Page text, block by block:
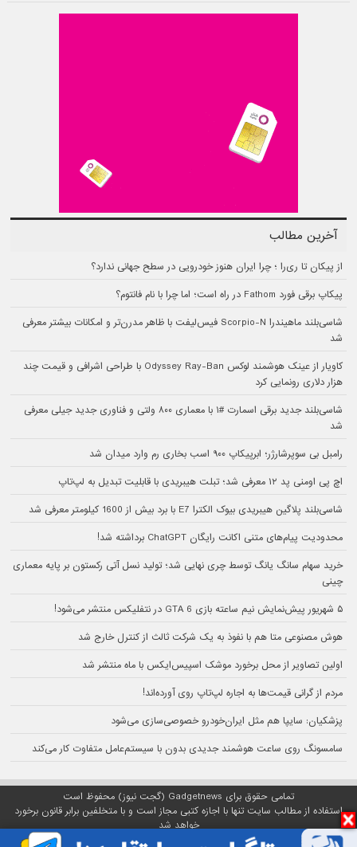
آخرین مطالب
از پیکان تا ری‌را ؛ چرا ایران هنوز خودرویی در سطح جهانی ندارد؟
پیکاپ برقی فورد Fathom در راه است؛ اما چرا با نام فانتوم؟
شاسی‌بلند ماهیندرا Scorpio-N فیس‌لیفت با ظاهر مدرن‌تر و امکانات بیشتر معرفی
شد
کاویار از عینک هوشمند لوکس Odyssey Ray-Ban با طراحی اشرافی و قیمت چند
هزار دلاری رونمایی کرد
شاسی‌بلند جدید برقی اسمارت #۱ با معماری ۸۰۰ ولتی و فناوری جدید جیلی معرفی
شد
رامبل بی سوپرشارژر؛ ابرپیکاپ ۹۰۰ اسب بخاری رم وارد میدان شد
اچ پی اومنی پد ۱۲ معرفی شد؛ تبلت هیبریدی با قابلیت تبدیل به لپ‌تاپ
شاسی‌بلند پلاگین هیبریدی بیوک الکترا E7 با برد بیش از 1600 کیلومتر معرفی شد
محدودیت پیام‌های متنی اکانت رایگان ChatGPT برداشته شد!
خرید سهام سانگ‌ یانگ توسط چری نهایی شد؛ تولید نسل آتی رکستون بر پایه معماری
چینی
۵ شهریور پیش‌نمایش نیم ساعته بازی GTA 6 در نتفلیکس منتشر می‌شود!
هوش مصنوعی متا هم با نفوذ به یک شرکت ثالث از کنترل خارج شد
اولین تصاویر از محل برخورد موشک اسپیس‌ایکس با ماه منتشر شد
مردم از گرانی قیمت‌ها به اجاره لپ‌تاپ روی آورده‌اند!
پزشکیان: سایپا هم مثل ایران‌خودرو خصوصی‌سازی می‌شود
سامسونگ روی ساعت هوشمند جدیدی بدون با سیستم‌عامل متفاوت کار می‌کند
تمامی حقوق برای Gadgetnews (گجت نیوز) محفوظ است
استفاده از مطالب سایت تنها با اجازه کتبی مجاز است و با متخلفین برابر قانون برخورد
خواهد شد
پلتفرم گجت نیوز روی
سرور اختصاصیمبین هاست میزبانی می‌شود